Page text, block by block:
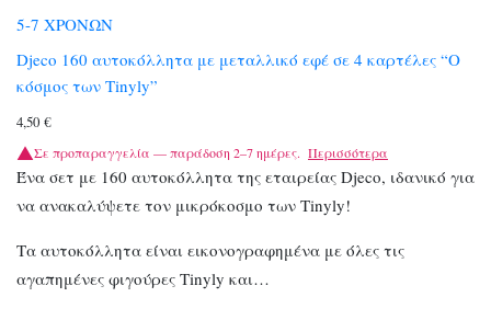
5-7 ΧΡΟΝΩΝ
Djeco 160 αυτοκόλλητα με μεταλλικό εφέ σε 4 καρτέλες “Ο
κόσμος των Tinyly”
4,50 €
Σε προπαραγγελία — παράδοση 2–7 ημέρες. Περισσότερα
Ένα σετ με 160 αυτοκόλλητα της εταιρείας Djeco, ιδανικό για
να ανακαλύψετε τον μικρόκοσμο των Tinyly!
Τα αυτοκόλλητα είναι εικονογραφημένα με όλες τις
αγαπημένες φιγούρες Tinyly και…